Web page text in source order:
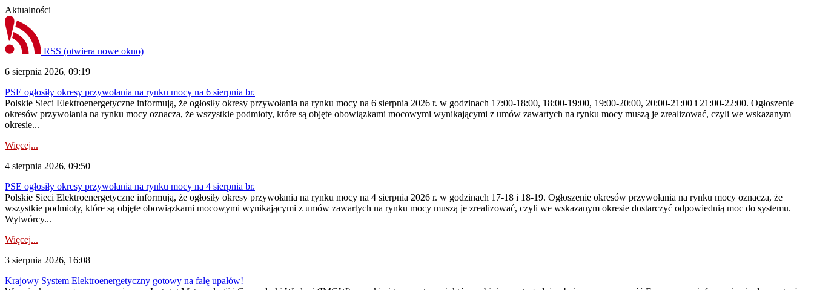
Aktualności
RSS (otwiera nowe okno)
6 sierpnia 2026, 09:19
PSE ogłosiły okresy przywołania na rynku mocy na 6 sierpnia br.
Polskie Sieci Elektroenergetyczne informują, że ogłosiły okresy przywołania na rynku mocy na 6 sierpnia 2026 r. w godzinach 17:00-18:00, 18:00-19:00, 19:00-20:00, 20:00-21:00 i 21:00-22:00. Ogłoszenie
okresów przywołania na rynku mocy oznacza, że wszystkie podmioty, które są objęte obowiązkami mocowymi wynikającymi z umów zawartych na rynku mocy muszą je zrealizować, czyli we wskazanym
okresie...
Więcej...
4 sierpnia 2026, 09:50
PSE ogłosiły okresy przywołania na rynku mocy na 4 sierpnia br.
Polskie Sieci Elektroenergetyczne informują, że ogłosiły okresy przywołania na rynku mocy na 4 sierpnia 2026 r. w godzinach 17-18 i 18-19. Ogłoszenie okresów przywołania na rynku mocy oznacza, że
wszystkie podmioty, które są objęte obowiązkami mocowymi wynikającymi z umów zawartych na rynku mocy muszą je zrealizować, czyli we wskazanym okresie dostarczyć odpowiednią moc do systemu.
Wytwórcy...
Więcej...
3 sierpnia 2026, 16:08
Krajowy System Elektroenergetyczny gotowy na falę upałów!